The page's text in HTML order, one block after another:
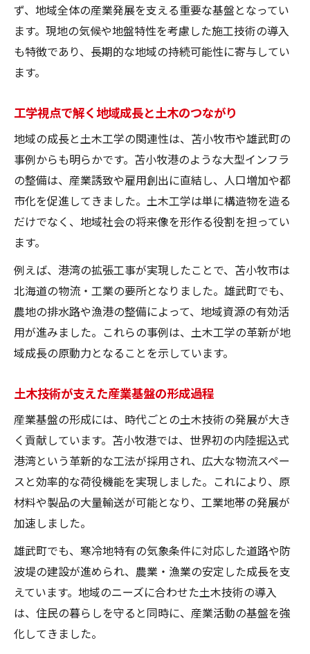
ず、地域全体の産業発展を支える重要な基盤となってい
ます。現地の気候や地盤特性を考慮した施工技術の導入
も特徴であり、長期的な地域の持続可能性に寄与してい
ます。
工学視点で解く地域成長と土木のつながり
地域の成長と土木工学の関連性は、苫小牧市や雄武町の
事例からも明らかです。苫小牧港のような大型インフラ
の整備は、産業誘致や雇用創出に直結し、人口増加や都
市化を促進してきました。土木工学は単に構造物を造る
だけでなく、地域社会の将来像を形作る役割を担ってい
ます。
例えば、港湾の拡張工事が実現したことで、苫小牧市は
北海道の物流・工業の要所となりました。雄武町でも、
農地の排水路や漁港の整備によって、地域資源の有効活
用が進みました。これらの事例は、土木工学の革新が地
域成長の原動力となることを示しています。
土木技術が支えた産業基盤の形成過程
産業基盤の形成には、時代ごとの土木技術の発展が大き
く貢献しています。苫小牧港では、世界初の内陸掘込式
港湾という革新的な工法が採用され、広大な物流スペー
スと効率的な荷役機能を実現しました。これにより、原
材料や製品の大量輸送が可能となり、工業地帯の発展が
加速しました。
雄武町でも、寒冷地特有の気象条件に対応した道路や防
波堤の建設が進められ、農業・漁業の安定した成長を支
えています。地域のニーズに合わせた土木技術の導入
は、住民の暮らしを守ると同時に、産業活動の基盤を強
化してきました。